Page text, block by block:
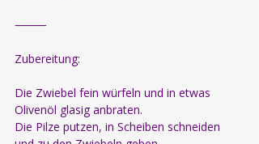
⸻
Zubereitung:
Die Zwiebel fein würfeln und in etwas
Olivenöl glasig anbraten.
Die Pilze putzen, in Scheiben schneiden